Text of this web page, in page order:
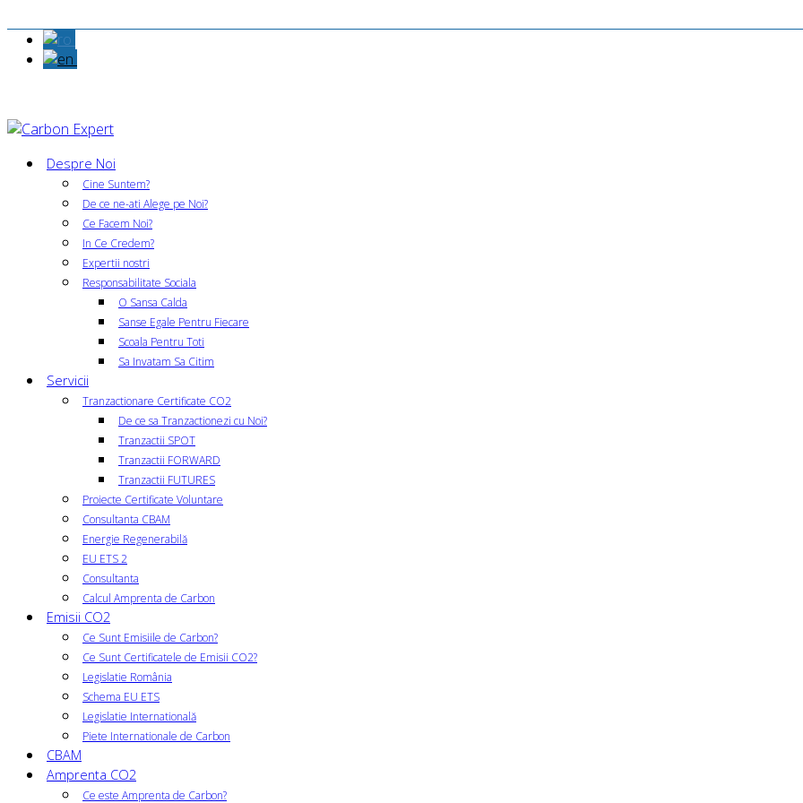
Despre Noi
Cine Suntem?
De ce ne-ati Alege pe Noi?
Ce Facem Noi?
In Ce Credem?
Expertii nostri
Responsabilitate Sociala
O Sansa Calda
Sanse Egale Pentru Fiecare
Scoala Pentru Toti
Sa Invatam Sa Citim
Servicii
Tranzactionare Certificate CO2
De ce sa Tranzactionezi cu Noi?
Tranzactii SPOT
Tranzactii FORWARD
Tranzactii FUTURES
Proiecte Certificate Voluntare
Consultanta CBAM
Energie Regenerabilă
EU ETS 2
Consultanta
Calcul Amprenta de Carbon
Emisii CO2
Ce Sunt Emisiile de Carbon?
Ce Sunt Certificatele de Emisii CO2?
Legislatie România
Schema EU ETS
Legislatie Internatională
Piete Internationale de Carbon
CBAM
Amprenta CO2
Ce este Amprenta de Carbon?